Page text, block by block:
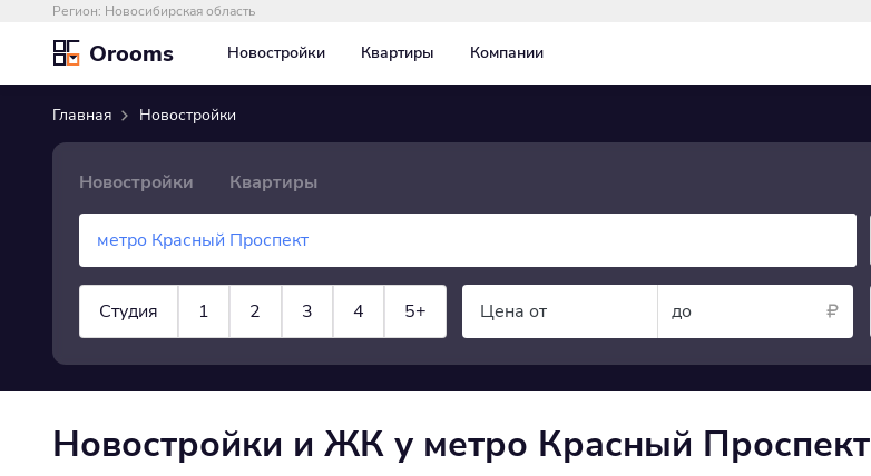
Регион: Новосибирская область
Orooms Новостройки Квартиры Компании
Главная Новостройки
Новостройки Квартиры
Студия 1 2 3 4 5+ Цена от до
Новостройки и ЖК у метро Красный Проспект